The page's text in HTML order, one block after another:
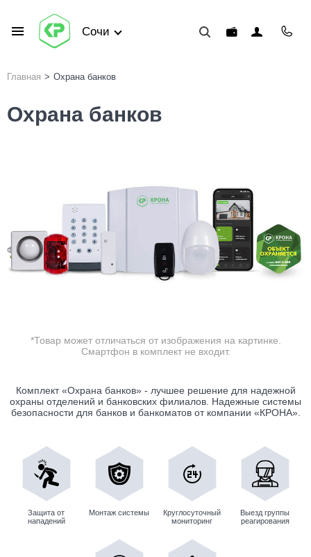
Сочи
Главная > Охрана банков
Охрана банков
*Товар может отличаться от изображения на картинке.
Смартфон в комплект не входит.
Комплект «Охрана банков» - лучшее решение для надежной
охраны отделений и банковских филиалов. Надежные системы
безопасности для банков и банкоматов от компании «КРОНА».
Защита от
нападений
Монтаж системы
Круглосуточный
мониторинг
Выезд группы
реагирования